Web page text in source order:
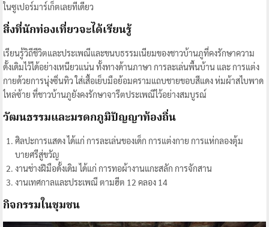
ในซูเปอร์มาร์เก็ตเลยทีเดียว
สิ่งที่นักท่องเที่ยวจะได้เรียนรู้
เรียนรู้วิถีชีวิตและประเพณีและขนบธรรมเนียมของชาวบ้านภูที่คงรักษาความ
ดั้งเดิมไว้ได้อย่างเหนียวแน่น ทั้งทางด้านภาษา การละเล่นพื้นบ้าน และ การแต่ง
กายด้วยการนุ่งซิ่นทิว ใส่เสื้อเย็บมือย้อมครามแถบชายขอบสีแดง ห่มผ้าสไบพาด
ไหล่ซ้าย ที่ชาวบ้านภูยังคงรักษาจารีตประเพณีไว้อย่างสมบูรณ์
วัฒนธรรมและมรดกภูมิปัญญาท้องถิ่น
ศิลปะการแสดง ได้แก่ การละเล่นของเด็ก การแต่งกาย การแห่กลองตุ้ม
บายศรีสู่ขวัญ
งานช่างฝีมือดั้งเดิม ได้แก่ การทอผ้างานแกะสลัก การจักสาน
งานเทศกาลและประเพณี ตามฮีต 12 คลอง 14
กิจกรรมในชุมชน